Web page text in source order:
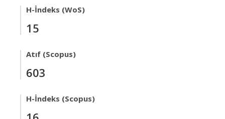
H-İndeks (WoS)
15
Atıf (Scopus)
603
H-İndeks (Scopus)